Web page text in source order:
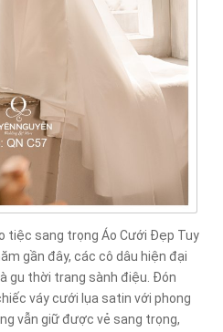
tiệc sang trọng Áo Cưới Đẹp Tuy
gần đây, các cô dâu hiện đại
gu thời trang sành điệu. Đón
váy cưới lụa satin với phong
vẫn giữ được vẻ sang trọng,